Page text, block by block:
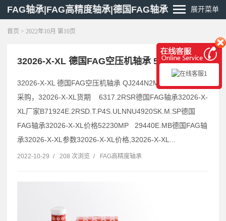
FAG轴承|FAG高精度轴承|德国FAG轴承 展开菜单
首页 > 2022年10月 第10页
32026-X-XL 德国FAG空压机轴承 51414MP
32026-X-XL 德国FAG空压机轴承 QJ244N2MPA,32026-X-XL
采购，32026-X-XL货期 6317.2RSR德国FAG轴承32026-X-
XL厂家B71924E.2RSD.T.P4S.ULNNU4920SK.M.SP德国
FAG轴承32026-X-XL价格52230MP 29440E.MB德国FAG轴
承32026-X-XL参数32026-X-XL价格,32026-X-XL...
2022-10-29 / 208 次浏览 / FAG高精度轴承